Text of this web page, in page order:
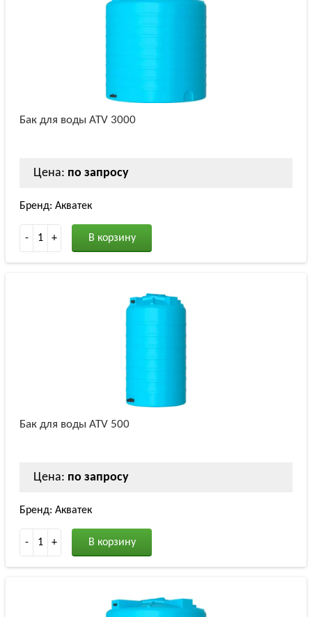
Бак для воды ATV 3000
Цена: по запросу
Бренд: Акватек
- 1 + В корзину
Бак для воды ATV 500
Цена: по запросу
Бренд: Акватек
- 1 + В корзину